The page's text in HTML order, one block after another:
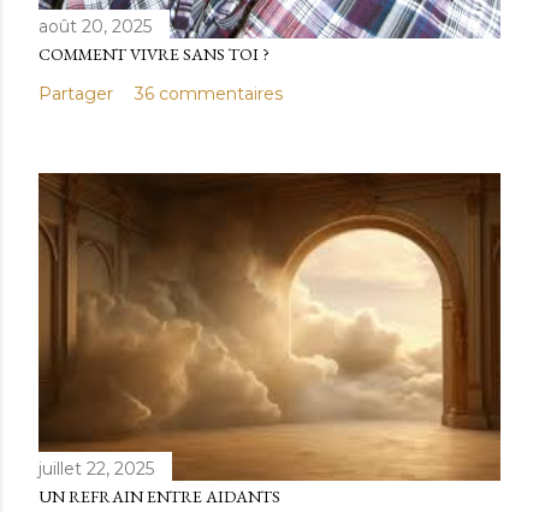
août 20, 2025
COMMENT VIVRE SANS TOI ?
Partager
36 commentaires
juillet 22, 2025
UN REFRAIN ENTRE AIDANTS